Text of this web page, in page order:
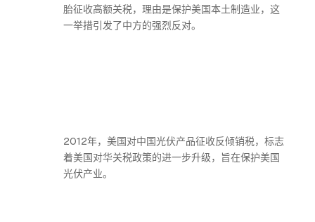
胎征收高额关税，理由是保护美国本土制造业，这
一举措引发了中方的强烈反对。
2012年，美国对中国光伏产品征收反倾销税，标志
着美国对华关税政策的进一步升级，旨在保护美国
光伏产业。